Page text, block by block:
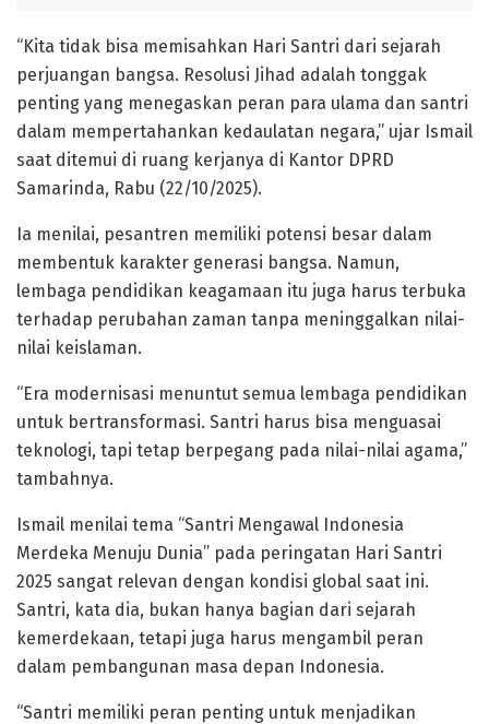
“Kita tidak bisa memisahkan Hari Santri dari sejarah
perjuangan bangsa. Resolusi Jihad adalah tonggak
penting yang menegaskan peran para ulama dan santri
dalam mempertahankan kedaulatan negara,” ujar Ismail
saat ditemui di ruang kerjanya di Kantor DPRD
Samarinda, Rabu (22/10/2025).
Ia menilai, pesantren memiliki potensi besar dalam
membentuk karakter generasi bangsa. Namun,
lembaga pendidikan keagamaan itu juga harus terbuka
terhadap perubahan zaman tanpa meninggalkan nilai-
nilai keislaman.
“Era modernisasi menuntut semua lembaga pendidikan
untuk bertransformasi. Santri harus bisa menguasai
teknologi, tapi tetap berpegang pada nilai-nilai agama,”
tambahnya.
Ismail menilai tema “Santri Mengawal Indonesia
Merdeka Menuju Dunia” pada peringatan Hari Santri
2025 sangat relevan dengan kondisi global saat ini.
Santri, kata dia, bukan hanya bagian dari sejarah
kemerdekaan, tetapi juga harus mengambil peran
dalam pembangunan masa depan Indonesia.
“Santri memiliki peran penting untuk menjadikan